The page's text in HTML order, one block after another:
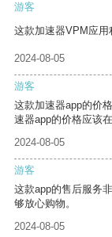
游客
这款加速器VPM应用
2024-08-05
游客
这款加速器app的价
速器app的价格应该
2024-08-05
游客
这款app的售后服务
够放心购物。
2024-08-05